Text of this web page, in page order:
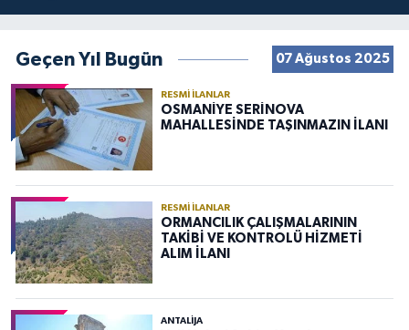
Geçen Yıl Bugün 07 Ağustos 2025
RESMI İLANLAR
OSMANİYE SERİNOVA
MAHALLESİNDE TAŞINMAZIN İLANI
RESMI İLANLAR
ORMANCILIK ÇALIŞMALARININ
TAKİBİ VE KONTROLÜ HİZMETİ
ALIM İLANI
ANTALIJA